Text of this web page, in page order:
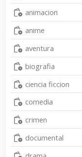
animacion
anime
aventura
biografia
ciencia ficcion
comedia
crimen
documental